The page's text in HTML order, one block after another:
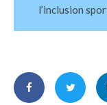
l’inclusion